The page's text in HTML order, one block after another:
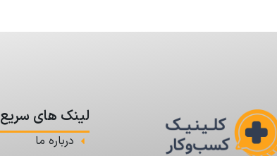
لینک های سریع
درباره ما